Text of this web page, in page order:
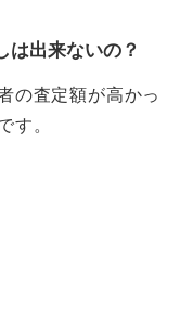
は出来ないの？
の査定額が高かっ
す。